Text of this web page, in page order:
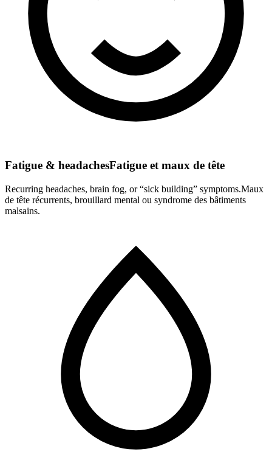
Fatigue & headachesFatigue et maux de tête
Recurring headaches, brain fog, or “sick building” symptoms.Maux
de tête récurrents, brouillard mental ou syndrome des bâtiments
malsains.